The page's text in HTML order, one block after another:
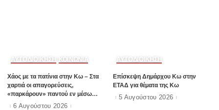
ΑΥΤΟΔΙΟΙΚΗΣΗ ΚΟΙΝΩΝΙΑ
Χάος με τα πατίνια στην Κω – Στα
χαρτιά οι απαγορεύσεις,
«παρκάρουν» παντού εν μέσω
καλοκαιρινής σεζόν
6 Αυγούστου 2026
ΑΥΤΟΔΙΟΙΚΗΣΗ
Επίσκεψη Δημάρχου Κω στην
ΕΤΑΔ για θέματα της Κω
5 Αυγούστου 2026